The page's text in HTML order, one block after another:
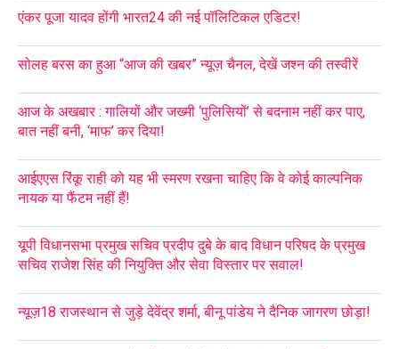
एंकर पूजा यादव होंगी भारत24 की नई पॉलिटिकल एडिटर!
सोलह बरस का हुआ “आज की खबर” न्यूज़ चैनल, देखें जश्न की तस्वीरें
आज के अखबार : गालियों और जख्मी ‘पुलिसियों’ से बदनाम नहीं कर पाए,
बात नहीं बनी, ‘माफ’ कर दिया!
आईएएस रिंकू राही को यह भी स्मरण रखना चाहिए कि वे कोई काल्पनिक
नायक या फैंटम नहीं हैं!
यूपी विधानसभा प्रमुख सचिव प्रदीप दुबे के बाद विधान परिषद के प्रमुख
सचिव राजेश सिंह की नियुक्ति और सेवा विस्तार पर सवाल!
न्यूज़18 राजस्थान से जुड़े देवेंद्र शर्मा, बीनू पांडेय ने दैनिक जागरण छोड़ा!